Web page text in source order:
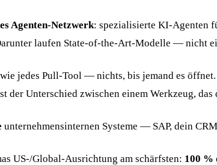
Agenten-Netzwerk: spezialisierte KI-Agenten
laufen State-of-the-Art-Modelle — nicht
jedes Pull-Tool — nichts, bis jemand es
der Unterschied zwischen einem Werkzeug,
unternehmensinternen Systeme — SAP, dein
US-/Global-Ausrichtung am schärfsten: 100 %